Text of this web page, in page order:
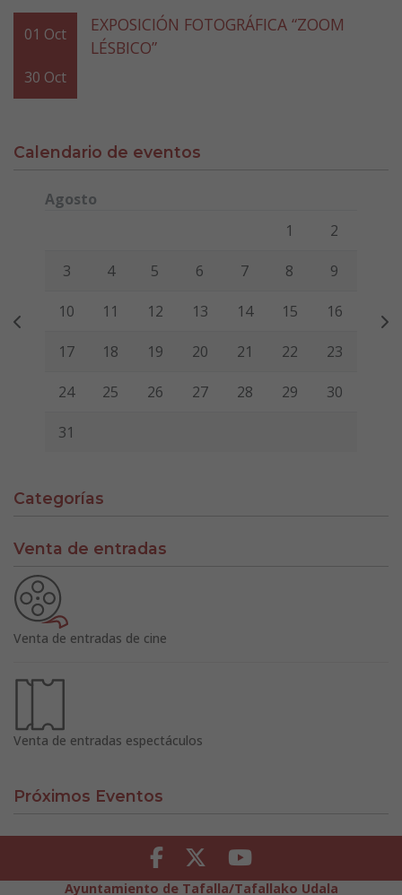
01 Oct
30 Oct
EXPOSICIÓN FOTOGRÁFICA “ZOOM
LÉSBICO”
Calendario de eventos
Agosto
Viernes Sábado
1 2
3 4 5 6 7 8 9
10 11 12 13 14 15 16
17 18 19 20 21 22 23
24 25 26 27 28 29 30
31
Categorías
Venta de entradas
Venta de entradas de cine
Venta de entradas espectáculos
Próximos Eventos
Facebook Twitter Youtube
Ayuntamiento de Tafalla/Tafallako Udala